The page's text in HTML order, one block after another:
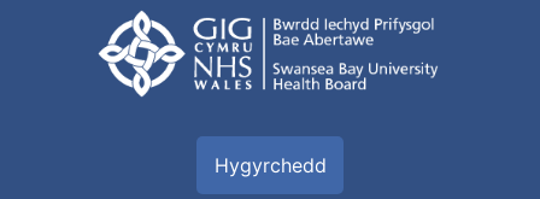
Hygyrchedd